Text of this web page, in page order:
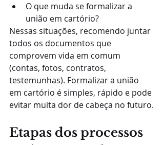
O que muda se formalizar a
união em cartório?
Nessas situações, recomendo juntar
todos os documentos que
comprovem vida em comum
(contas, fotos, contratos,
testemunhas). Formalizar a união
em cartório é simples, rápido e pode
evitar muita dor de cabeça no futuro.
Etapas dos processos